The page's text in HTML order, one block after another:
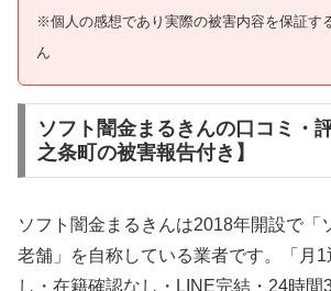
※個人の感想であり実際の被害内容を保証す
ん
ソフト闇金まるきんの口コミ・
之条町の被害報告付き】
ソフト闇金まるきんは2018年開設で「
老舗」を自称している業者です。「月
し・在籍確認なし・LINE完結・24時間